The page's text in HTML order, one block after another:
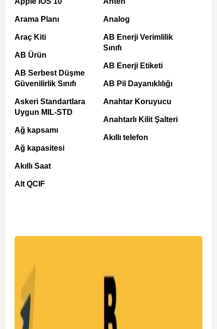
Arama Planı
Araç Kiti
AB Ürün
AB Serbest Düşme
Güvenilirlik Sınıfı
Askeri Standartlara
Uygun MIL-STD
Ağ kapsamı
Ağ kapasitesi
Akıllı Saat
Alt QCIF
Analog
AB Enerji Verimlilik
Sınıfı
AB Enerji Etiketi
AB Pil Dayanıklılığı
Anahtar Koruyucu
Anahtarlı Kilit Şalteri
Akıllı telefon